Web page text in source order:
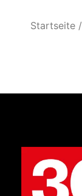
Startseite